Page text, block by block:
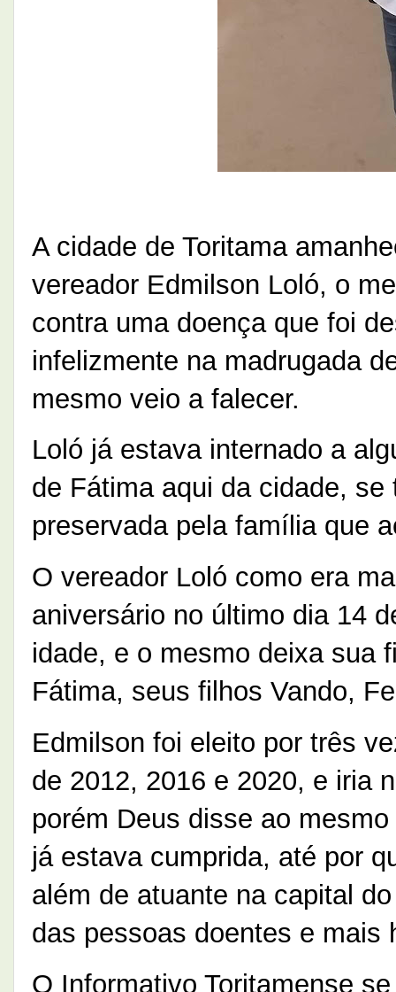
A cidade de Toritama
vereador Edmilson Loló, o
contra uma doença que foi
infelizmente na madrugada
mesmo veio a falecer.
Loló já estava internado a
de Fátima aqui da cidade,
preservada pela família que
O vereador Loló como era
aniversário no último dia 14
idade, e o mesmo deixa sua
Fátima, seus filhos Vando,
Edmilson foi eleito por três
de 2012, 2016 e 2020, e iria
porém Deus disse ao
já estava cumprida, até por
além de atuante na capital
das pessoas doentes e mais
O Informativo Toritamense